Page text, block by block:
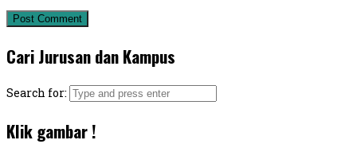
Cari Jurusan dan Kampus
Search for:
Klik gambar !